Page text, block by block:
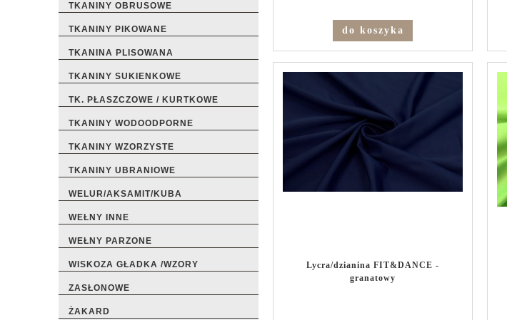
TKANINY OBRUSOWE
TKANINY PIKOWANE
TKANINA PLISOWANA
TKANINY SUKIENKOWE
TK. PŁASZCZOWE / KURTKOWE
TKANINY WODOODPORNE
TKANINY WZORZYSTE
TKANINY UBRANIOWE
WELUR/AKSAMIT/KUBA
WEŁNY INNE
WEŁNY PARZONE
WISKOZA GŁADKA /WZORY
ZASŁONOWE
ŻAKARD
do koszyka
Lycra/dzianina FIT&DANCE -
granatowy